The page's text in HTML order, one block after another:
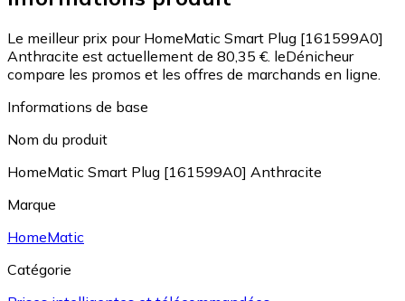
Le meilleur prix pour HomeMatic Smart Plug [161599A0]
Anthracite est actuellement de 80,35 €. leDénicheur
compare les promos et les offres de marchands en ligne.
Informations de base
Nom du produit
HomeMatic Smart Plug [161599A0] Anthracite
Marque
HomeMatic
Catégorie